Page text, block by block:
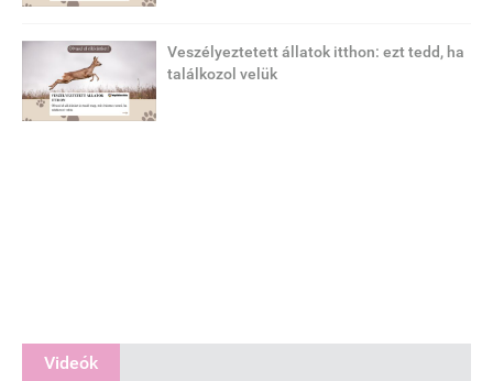
Veszélyeztetett állatok itthon: ezt tedd, ha
találkozol velük
Videók